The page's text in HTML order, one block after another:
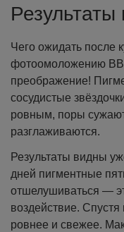
Чего ожидать после
фотоомоложению
преображение!
сосудистые
ровным, поры
разглаживаются.
Результаты видны
дней пигментные
отшелушиваться —
воздействие.
ровнее и свежее.